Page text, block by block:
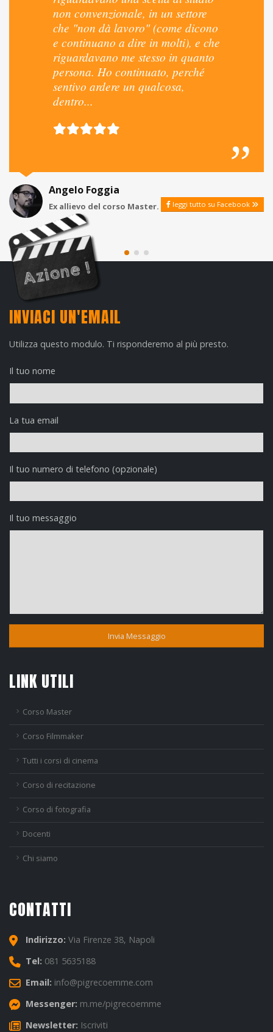
non convenzionale, in un settore
che "non dà lavoro" (come dicono
e continuano a dire in molti), e che
riguardavano me stesso in quanto
persona. Ho continuato, perché
sentivo ardere un qualcosa,
dentro...
Angelo Foggia
Ex allievo del corso Master. leggi tutto su Facebook
INVIACI UN'EMAIL
Utilizza questo modulo. Ti risponderemo al più presto.
Il tuo nome
La tua email
Il tuo numero di telefono (opzionale)
Il tuo messaggio
Invia Messaggio
LINK UTILI
Corso Master
Corso Filmmaker
Tutti i corsi di cinema
Corso di recitazione
Corso di fotografia
Docenti
Chi siamo
CONTATTI
Indirizzo: Via Firenze 38, Napoli
Tel: 081 5635188
Email: info@pigrecoemme.com
Messenger: m.me/pigrecoemme
Newsletter: Iscriviti